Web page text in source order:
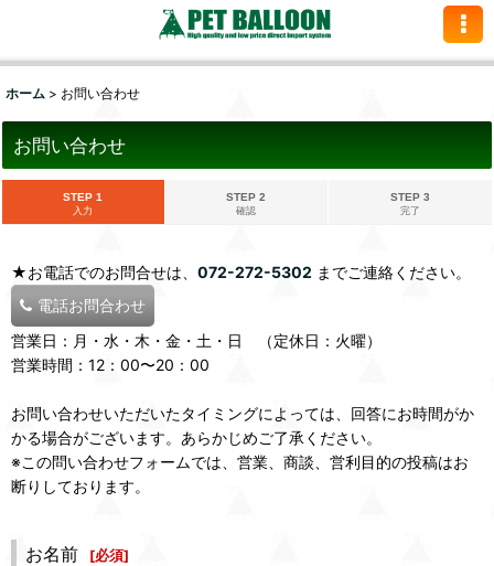
ホーム > お問い合わせ
お問い合わせ
STEP 1
入力
STEP 2
確認
STEP 3
完了
★お電話でのお問合せは、 072-272-5302 までご連絡ください。
電話お問合わせ
営業日：月・水・木・金・土・日 （定休日：火曜）
営業時間：12：00〜20：00
お問い合わせいただいたタイミングによっては、回答にお時間がか
かる場合がございます。あらかじめご了承ください。
※この問い合わせフォームでは、営業、商談、営利目的の投稿はお
断りしております。
お名前 [必須]